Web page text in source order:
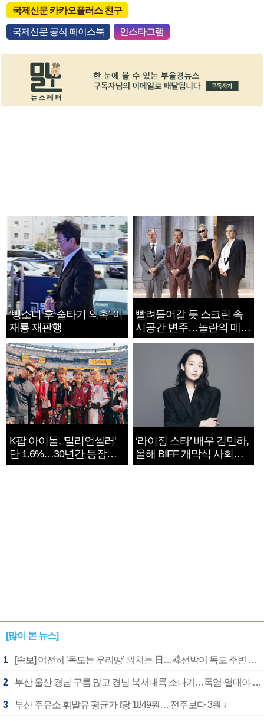
국제신문 카카오플러스 친구
국제신문 공식 페이스북 인스타그램
‘뺑소니 후 술타기 의혹’ 이
재룡 재판행
빨려들어갈 듯 스크린 속
시공간 변주…놀란의 메시
지는 ‘전쟁 속죄’
K팝 아이돌, '밀리언셀러'
단 1.6%…30년간 등장
1182개팀 전수조사
‘라이징 스타’ 배우 김민하,
올해 BIFF 개막식 사회자
확정
[많이 본 뉴스]
1 [속보] 여전히 ‘독도는 우리땅’ 외치는 日…韓선박이 독도 주변 해양조사 활동하자 반발
2 부산 울산 경남 구름 많고 경남 북서내륙 소나기…폭염·열대야 계속
3 부산 주유소 휘발유 평균가 ℓ당 1849원… 전주보다 3원 ↓